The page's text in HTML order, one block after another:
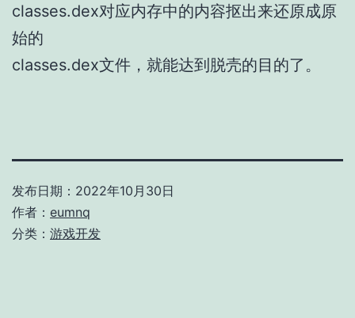
classes.dex对应内存中的内容抠出来还原成原
始的
classes.dex文件，就能达到脱壳的目的了。
发布日期： 2022年10月30日
作者： eumnq
分类： 游戏开发